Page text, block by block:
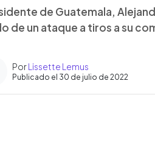
de Guatemala,
de un ataque a tiros a su
PorLissette Lemus
Publicado el 30 de julio de 2022